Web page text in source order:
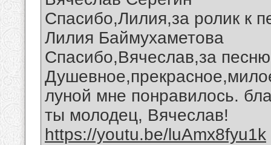
Спасибо,Лилия,за ролик к
Лилия Баймухаметова
Спасибо,Вячеслав,за
луной мне понравилось.
ты молодец, Вячеслав!
https://youtu.be/luAmx8fyu1k